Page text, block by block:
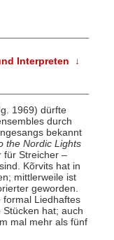
Interpreten ↓
1969) dürfte
durch
bekannt
the Nordic Lights
für Streicher –
Kõrvits hat in
mittlerweile ist
geworden.
formal Liedhaftes
hat; auch
mal mehr als fünf